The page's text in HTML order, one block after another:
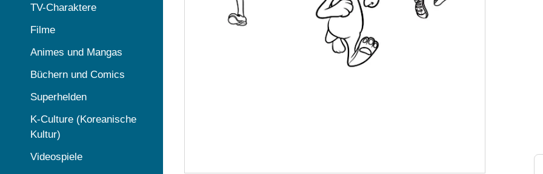
TV-Charaktere
Filme
Animes und Mangas
Büchern und Comics
Superhelden
K-Culture (Koreanische
Kultur)
Videospiele